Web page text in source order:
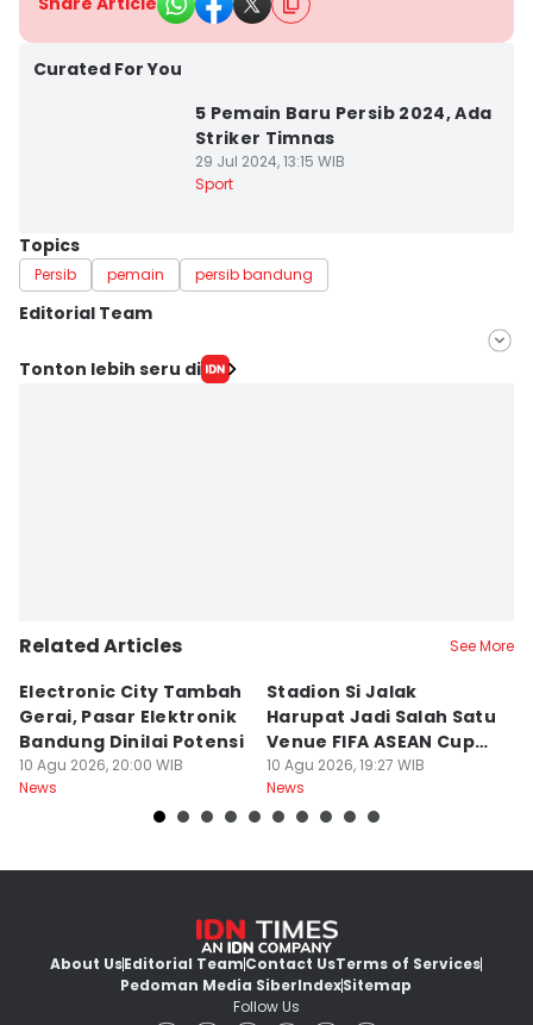
Curated For You
5 Pemain Baru Persib 2024, Ada
Striker Timnas
29 Jul 2024, 13:15 WIB
Sport
Topics
Persib pemain persib bandung
Editorial Team
Editor
Tonton lebih seru di
Related Articles See More
Electronic City Tambah
Gerai, Pasar Elektronik
Bandung Dinilai Potensi
10 Agu 2026, 20:00 WIB
News
Stadion Si Jalak
Harupat Jadi Salah Satu
Venue FIFA ASEAN Cup
2026
10 Agu 2026, 19:27 WIB
News
About UsEditorial TeamContact UsTerms of Services
Pedoman Media SiberIndexSitemap
Follow Us